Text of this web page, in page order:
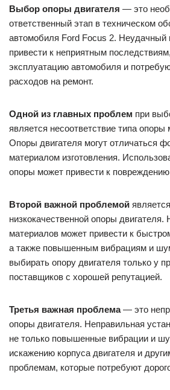
Выбор опоры двигателя — это
ответственный этап в техническом
автомобиля Ford Focus 2.
привести к неприятным
эксплуатацию автомобиля и
расходов на ремонт.
Одной из главных проблем при
является несоответствие типа
Опоры двигателя могут отличаться
материалом изготовления.
опоры может привести к повреждению
Второй важной проблемой
низкокачественной опоры двигателя.
материалов может привести к
а также повышенным вибрациям и
выбирать опору двигателя только у
поставщиков с хорошей репутацией.
Третья важная проблема— это
опоры двигателя. Неправильная
не только повышенные вибрации и
искажению корпуса двигателя и
проблемам, которые потребуют